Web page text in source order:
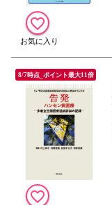
8/7時点_ポイント最大11倍